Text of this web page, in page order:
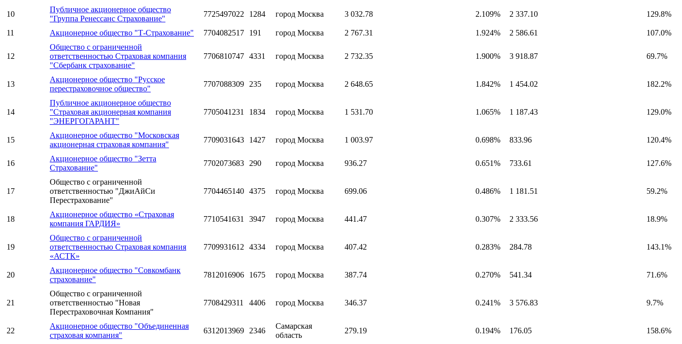
10
Публичное акционерное общество
"Группа Ренессанс Страхование"
7725497022 1284 город Москва 3 032.78 2.109% 2 337.10 129.8%
11 Акционерное общество "Т-Страхование" 7704082517 191 город Москва 2 767.31 1.924% 2 586.61 107.0%
12
Общество с ограниченной
ответственностью Страховая компания
"Сбербанк страхование"
7706810747 4331 город Москва 2 732.35 1.900% 3 918.87 69.7%
13
Акционерное общество "Русское
перестраховочное общество"
7707088309 235 город Москва 2 648.65 1.842% 1 454.02 182.2%
14
Публичное акционерное общество
"Страховая акционерная компания
"ЭНЕРГОГАРАНТ"
7705041231 1834 город Москва 1 531.70 1.065% 1 187.43 129.0%
15
Акционерное общество "Московская
акционерная страховая компания"
7709031643 1427 город Москва 1 003.97 0.698% 833.96 120.4%
16
Акционерное общество "Зетта
Страхование"
7702073683 290 город Москва 936.27 0.651% 733.61 127.6%
17
Общество с ограниченной
ответственностью "ДжиАйСи
Перестрахование"
7704465140 4375 город Москва 699.06 0.486% 1 181.51 59.2%
18
Акционерное общество «Страховая
компания ГАРДИЯ»
7710541631 3947 город Москва 441.47 0.307% 2 333.56 18.9%
19
Общество с ограниченной
ответственностью Страховая компания
«АСТК»
7709931612 4334 город Москва 407.42 0.283% 284.78 143.1%
20
Акционерное общество "Совкомбанк
страхование"
7812016906 1675 город Москва 387.74 0.270% 541.34 71.6%
21
Общество с ограниченной
ответственностью "Новая
Перестраховочная Компания"
7708429311 4406 город Москва 346.37 0.241% 3 576.83 9.7%
22
Акционерное общество "Объединенная
страховая компания"
6312013969 2346
Самарская
область
279.19 0.194% 176.05 158.6%